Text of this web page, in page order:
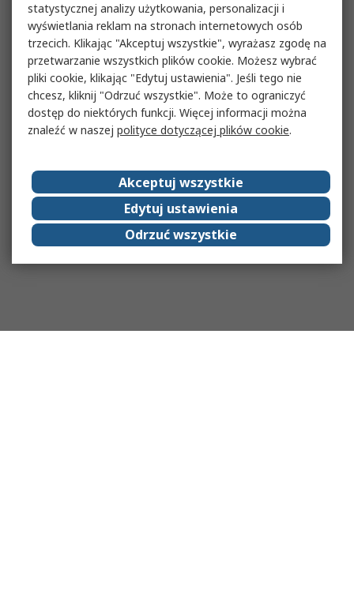
statystycznej analizy użytkowania, personalizacji i
wyświetlania reklam na stronach internetowych osób
trzecich. Klikając "Akceptuj wszystkie", wyrażasz zgodę na
przetwarzanie wszystkich plików cookie. Możesz wybrać
pliki cookie, klikając "Edytuj ustawienia". Jeśli tego nie
chcesz, kliknij "Odrzuć wszystkie". Może to ograniczyć
dostęp do niektórych funkcji. Więcej informacji można
znaleźć w naszej polityce dotyczącej plików cookie.
Akceptuj wszystkie
Edytuj ustawienia
Odrzuć wszystkie